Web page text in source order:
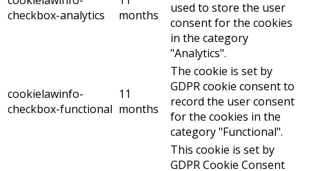
checkbox-analytics
months
used to store the user
consent for the cookies
in the category
"Analytics".
cookielawinfo-
checkbox-functional
11
months
The cookie is set by
GDPR cookie consent to
record the user consent
for the cookies in the
category "Functional".
This cookie is set by
GDPR Cookie Consent